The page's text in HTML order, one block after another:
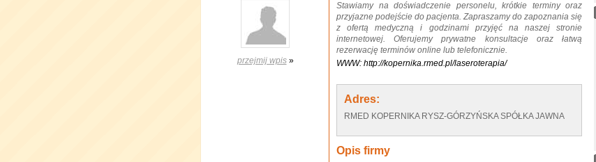
przejmij wpis»
Stawiamy na doświadczenie personelu, krótkie terminy oraz
przyjazne podejście do pacjenta. Zapraszamy do zapoznania się
z ofertą medyczną i godzinami przyjęć na naszej stronie
internetowej. Oferujemy prywatne konsultacje oraz łatwą
rezerwację terminów online lub telefonicznie.
WWW: http://kopernika.rmed.pl/laseroterapia/
Adres:
RMED KOPERNIKA RYSZ-GÓRZYŃSKA SPÓŁKA JAWNA
Opis firmy